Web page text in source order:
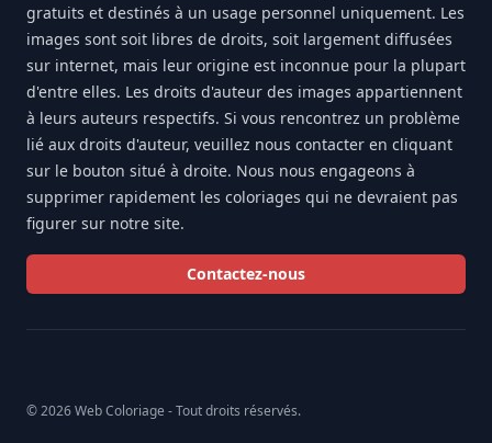
gratuits et destinés à un usage personnel uniquement. Les
images sont soit libres de droits, soit largement diffusées
sur internet, mais leur origine est inconnue pour la plupart
d'entre elles. Les droits d'auteur des images appartiennent
à leurs auteurs respectifs. Si vous rencontrez un problème
lié aux droits d'auteur, veuillez nous contacter en cliquant
sur le bouton situé à droite. Nous nous engageons à
supprimer rapidement les coloriages qui ne devraient pas
figurer sur notre site.
Contactez-nous
© 2026 Web Coloriage - Tout droits réservés.